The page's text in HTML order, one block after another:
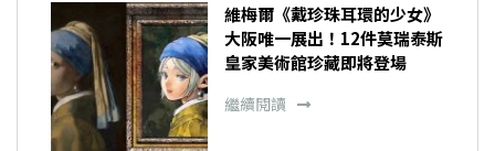
維梅爾《戴珍珠耳環的少女》
大阪唯一展出！12件莫瑞泰斯
皇家美術館珍藏即將登場
繼續閱讀